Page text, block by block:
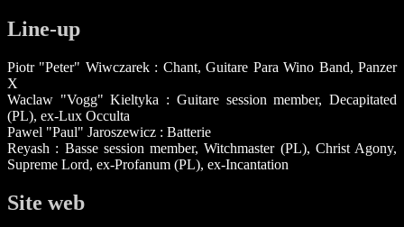
Line-up
Piotr "Peter" Wiwczarek : Chant, Guitare Para Wino Band, Panzer
X
Waclaw "Vogg" Kieltyka : Guitare session member, Decapitated
(PL), ex-Lux Occulta
Pawel "Paul" Jaroszewicz : Batterie
Reyash : Basse session member, Witchmaster (PL), Christ Agony,
Supreme Lord, ex-Profanum (PL), ex-Incantation
Site web